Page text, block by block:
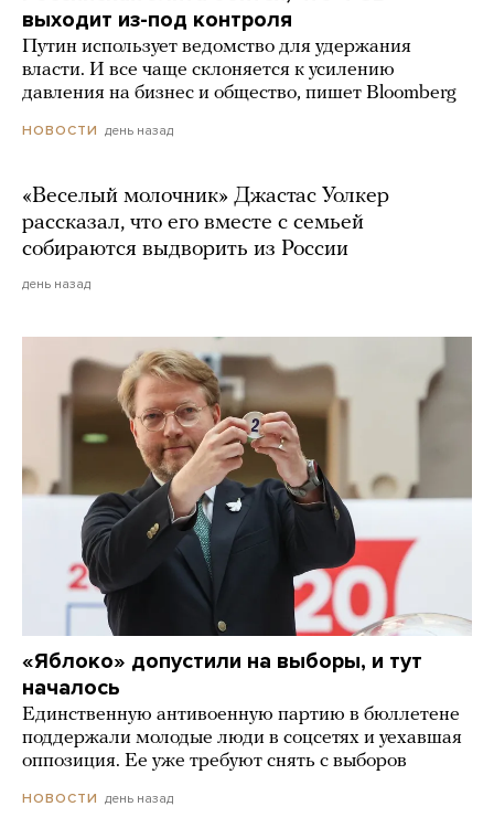
выходит из-под контроля
Путин использует ведомство для удержания
власти. И все чаще склоняется к усилению
давления на бизнес и общество, пишет Bloomberg
НОВОСТИ день назад
«Веселый молочник» Джастас Уолкер
рассказал, что его вместе с семьей
собираются выдворить из России
день назад
«Яблоко» допустили на выборы, и тут
началось
Единственную антивоенную партию в бюллетене
поддержали молодые люди в соцсетях и уехавшая
оппозиция. Ее уже требуют снять с выборов
НОВОСТИ день назад